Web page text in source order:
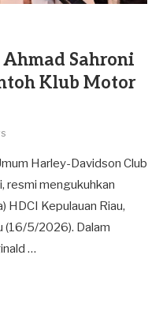
Sahroni
Klub Motor
Harley-Davidson Club
resmi mengukuhkan
HDCI Kepulauan Riau,
(16/5/2026). Dalam
…